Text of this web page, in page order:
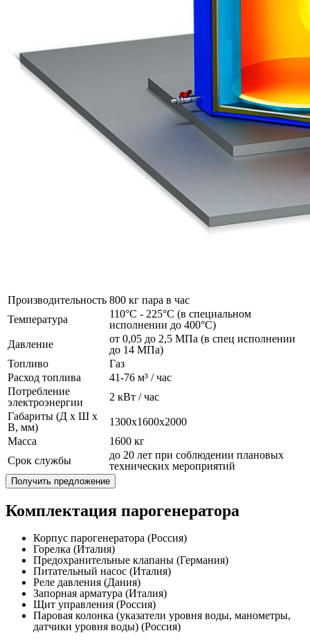
Производительность 800 кг пара в час
Температура
110°C - 225°C (в специальном
исполнении до 400°C)
Давление
от 0,05 до 2,5 МПа (в спец исполнении
до 14 МПа)
Топливо
Газ
Расход топлива
41-76 м³ / час
Потребление
электроэнергии
2 кВт / час
Габариты (Д x Ш x
В, мм)
1300x1600x2000
Масса
1600 кг
Срок службы
до 20 лет при соблюдении плановых
технических мероприятий
Получить предложение
Комплектация парогенератора
Корпус парогенератора (Россия)
Горелка (Италия)
Предохранительные клапаны (Германия)
Питательный насос (Италия)
Реле давления (Дания)
Запорная арматура (Италия)
Щит управления (Россия)
Паровая колонка (указатели уровня воды, манометры,
датчики уровня воды) (Россия)